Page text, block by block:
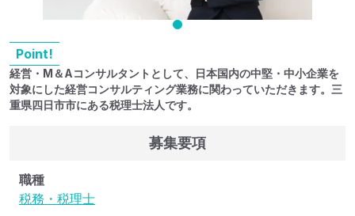
Point!
経営・M＆Aコンサルタントとして、日本国内の中堅・中小企業を
対象にした経営コンサルティング業務に関わっていただきます。三
重県四日市市にある税理士法人です。
募集要項
職種
税務・税理士